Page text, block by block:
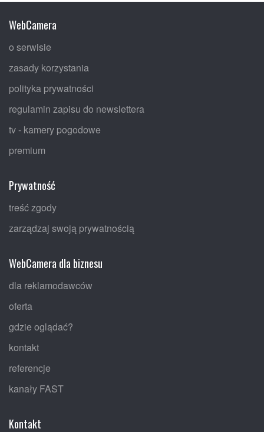
WebCamera
o serwisie
zasady korzystania
polityka prywatności
regulamin zapisu do newslettera
tv - kamery pogodowe
premium
Prywatność
treść zgody
zarządzaj swoją prywatnością
WebCamera dla biznesu
dla reklamodawców
oferta
gdzie oglądać?
kontakt
referencje
kanały FAST
Kontakt